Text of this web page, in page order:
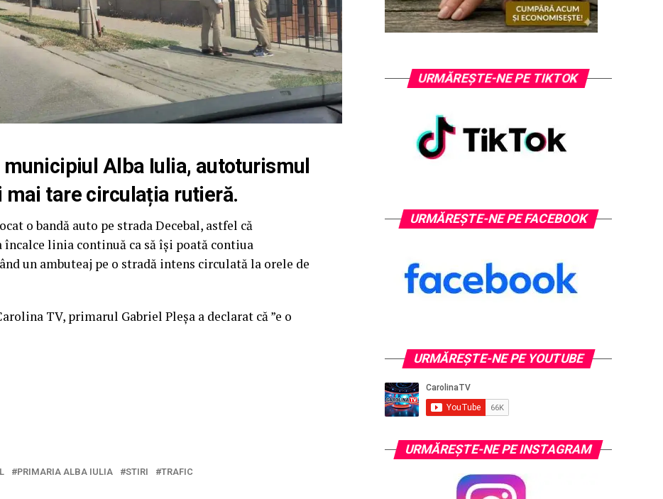
Alba Iulia, autoturismul
tare circulația rutieră.
o bandă auto pe strada Decebal, astfel că
linia continuă ca să își poată contiua
un ambuteaj pe o stradă intens circulată la orele de
TV, primarul Gabriel Pleșa a declarat că ”e o
PRIMARIA ALBA IULIA STIRI TRAFIC
URMĂREȘTE-NE PE TIKTOK
URMĂREȘTE-NE PE FACEBOOK
URMĂREŞTE-NE PE YOUTUBE
URMĂREŞTE-NE PE INSTAGRAM